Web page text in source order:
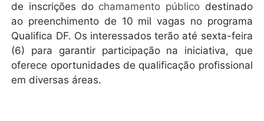
de inscrições do chamamento públicodestinado
ao preenchimento de 10 mil vagas no programa
Qualifica DF. Os interessados terão até sexta-feira
(6) para garantir participação na iniciativa, que
oferece oportunidades de qualificação profissional
em diversas áreas.